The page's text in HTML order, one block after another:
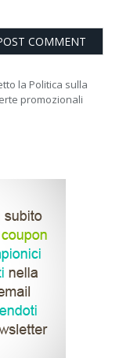
la Politica sulla
promozionali